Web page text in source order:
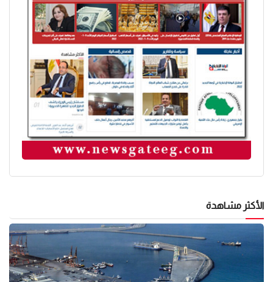
الأكثر مشاهدة